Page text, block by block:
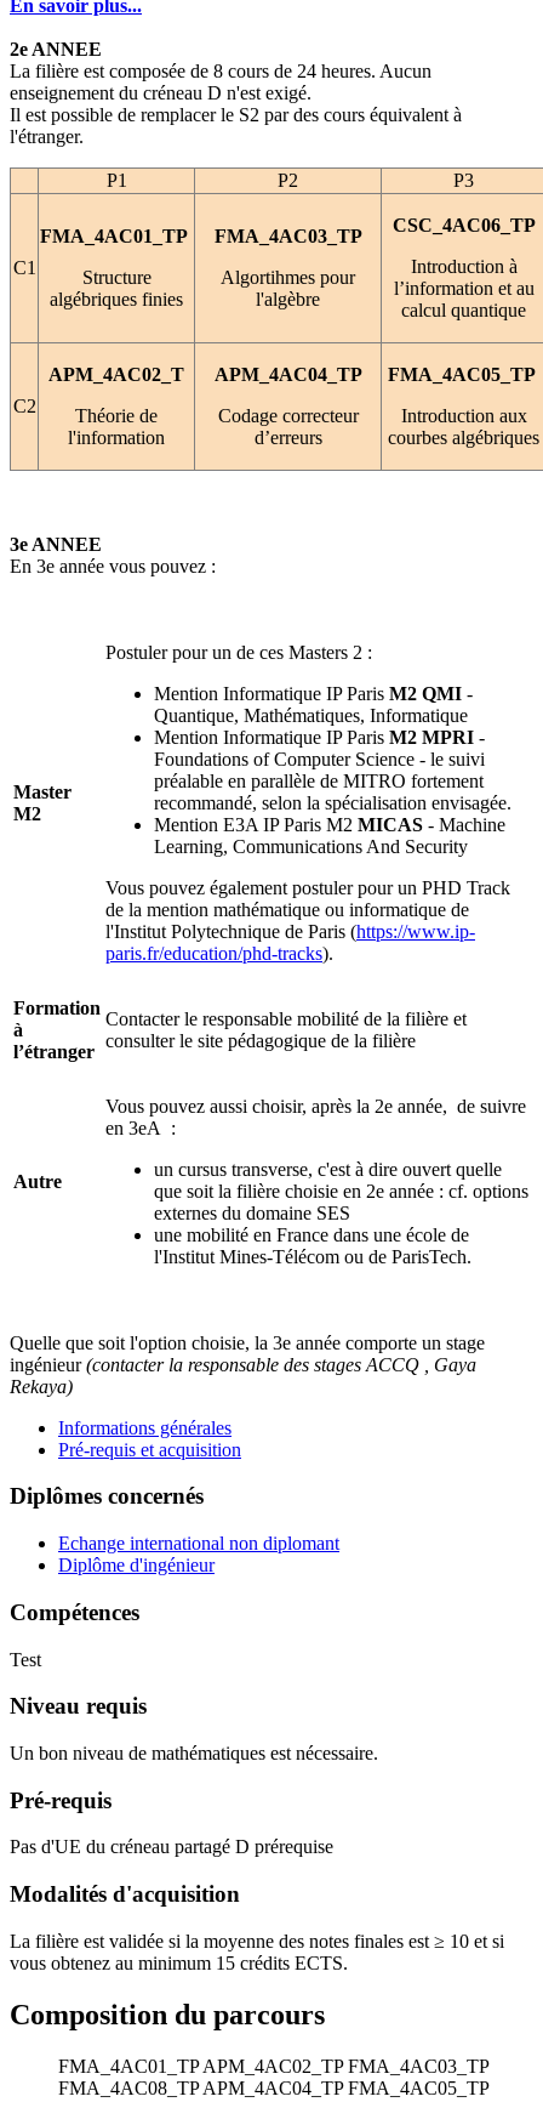
En savoir plus...
2e ANNEE
La filière est composée de 8 cours de 24 heures. Aucun
enseignement du créneau D n'est exigé.
Il est possible de remplacer le S2 par des cours équivalent à
l'étranger.
P1 P2 P3
C1
FMA_4AC01_TP
Structure
algébriques finies
FMA_4AC03_TP
Algortihmes pour
l'algèbre
CSC_4AC06_TP
Introduction à
l’information et au
calcul quantique
C2
APM_4AC02_T
Théorie de
l'information
APM_4AC04_TP
Codage correcteur
d’erreurs
FMA_4AC05_TP
Introduction aux
courbes algébriques
3e ANNEE
En 3e année vous pouvez :
Master
M2
Postuler pour un de ces Masters 2 :
Mention Informatique IP Paris M2 QMI -
Quantique, Mathématiques, Informatique
Mention Informatique IP Paris M2 MPRI -
Foundations of Computer Science - le suivi
préalable en parallèle de MITRO fortement
recommandé, selon la spécialisation envisagée.
Mention E3A IP Paris M2 MICAS - Machine
Learning, Communications And Security
Vous pouvez également postuler pour un PHD Track
de la mention mathématique ou informatique de
l'Institut Polytechnique de Paris (https://www.ip-
paris.fr/education/phd-tracks).
Formation
à
l’étranger
Contacter le responsable mobilité de la filière et
consulter le site pédagogique de la filière
Autre
Vous pouvez aussi choisir, après la 2e année, de suivre
en 3eA :
un cursus transverse, c'est à dire ouvert quelle
que soit la filière choisie en 2e année : cf. options
externes du domaine SES
une mobilité en France dans une école de
l'Institut Mines-Télécom ou de ParisTech.
Quelle que soit l'option choisie, la 3e année comporte un stage
ingénieur(contacter la responsable des stages ACCQ , Gaya
Rekaya)
Informations générales
Pré-requis et acquisition
Diplômes concernés
Echange international non diplomant
Diplôme d'ingénieur
Compétences
Test
Niveau requis
Un bon niveau de mathématiques est nécessaire.
Pré-requis
Pas d'UE du créneau partagé D prérequise
Modalités d'acquisition
La filière est validée si la moyenne des notes finales est ≥ 10 et si
vous obtenez au minimum 15 crédits ECTS.
Composition du parcours
FMA_4AC01_TP APM_4AC02_TP FMA_4AC03_TP
FMA_4AC08_TP APM_4AC04_TP FMA_4AC05_TP